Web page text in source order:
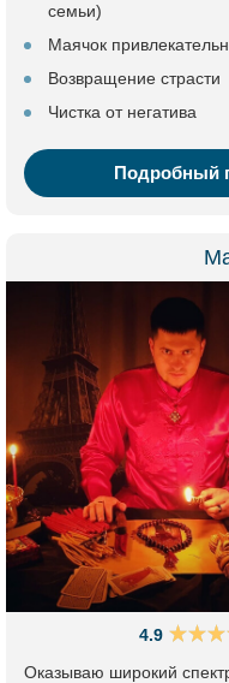
семьи)
Маячок
Возвращение страсти
Чистка от негатива
Подробный
4.9
Оказываю широкий